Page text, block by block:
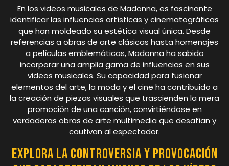
En los videos musicales de Madonna, es fascinante
identificar las influencias artísticas y cinematográficas
que han moldeado su estética visual única. Desde
referencias a obras de arte clásicas hasta homenajes
a películas emblemáticas, Madonna ha sabido
incorporar una amplia gama de influencias en sus
videos musicales. Su capacidad para fusionar
elementos del arte, la moda y el cine ha contribuido a
la creación de piezas visuales que trascienden la mera
promoción de una canción, convirtiéndose en
verdaderas obras de arte multimedia que desafían y
cautivan al espectador.
Explora la controversia y provocación